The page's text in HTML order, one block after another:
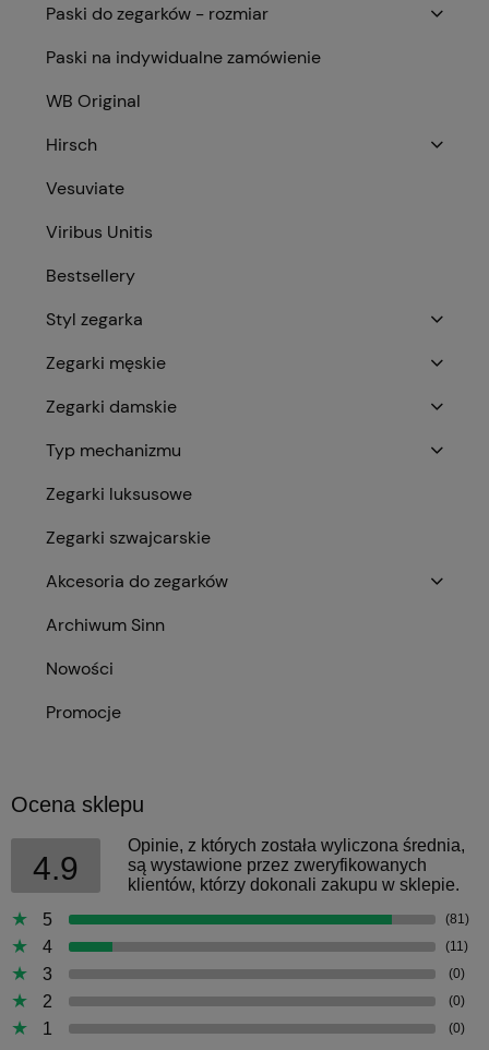
Paski do zegarków - rozmiar
Paski na indywidualne zamówienie
WB Original
Hirsch
Vesuviate
Viribus Unitis
Bestsellery
Styl zegarka
Zegarki męskie
Zegarki damskie
Typ mechanizmu
Zegarki luksusowe
Zegarki szwajcarskie
Akcesoria do zegarków
Archiwum Sinn
Nowości
Promocje
Ocena sklepu
4.9
Opinie, z których została wyliczona średnia,
są wystawione przez zweryfikowanych
klientów, którzy dokonali zakupu w sklepie.
5
(81)
4 (11)
3 (0)
2 (0)
1 (0)